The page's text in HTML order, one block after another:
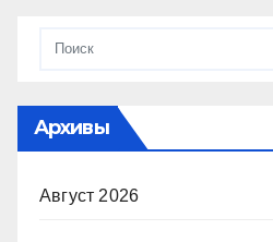
Архивы
Август 2026